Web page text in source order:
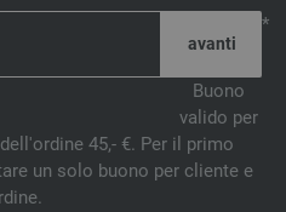
*
Buono
valido per
45,- €. Per il primo
un solo buono per cliente e